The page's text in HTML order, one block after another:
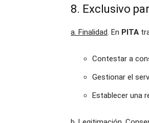
8. Exclusivo
a. Finalidad. En PITA
Contestar a
Gestionar el
Establecer una